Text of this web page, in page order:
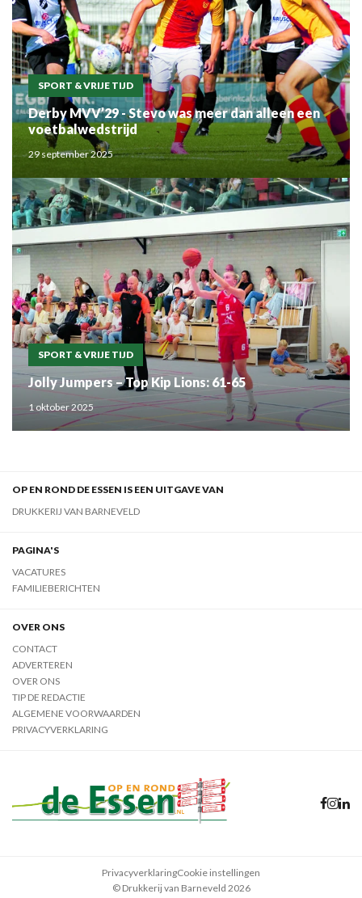
SPORT & VRIJE TIJD
Derby MVV’29 - Stevo was meer dan alleen een
voetbalwedstrijd
29 september 2025
SPORT & VRIJE TIJD
Jolly Jumpers – Top Kip Lions: 61-65
1 oktober 2025
OP EN ROND DE ESSEN IS EEN UITGAVE VAN
DRUKKERIJ VAN BARNEVELD
PAGINA'S
VACATURES
FAMILIEBERICHTEN
OVER ONS
CONTACT
ADVERTEREN
OVER ONS
TIP DE REDACTIE
ALGEMENE VOORWAARDEN
PRIVACYVERKLARING
© Drukkerij van Barneveld 2026
PrivacyverklaringCookie instellingen